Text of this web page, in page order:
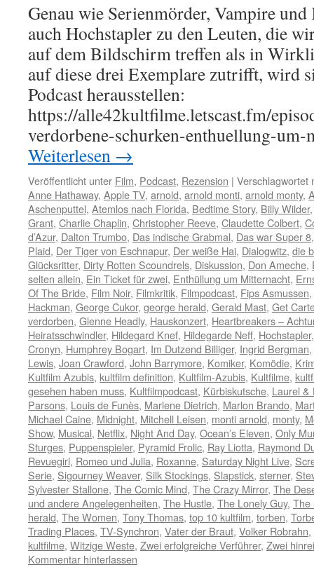
Genau wie Serienmörder, Vampire
auch Hochstapler zu den Leuten, die
auf dem Bildschirm treffen als in
auf diese drei Exemplare zutrifft, wird
Podcast herausstellen:
https://alle42kultfilme.letscast.fm/
verdorbene-schurken-enthuellung-
Weiterlesen →
Veröffentlicht unter Film, Podcast, Rezension | Verschlagwortet
Anne Hathaway, Apple TV, arnold, arnold monti, arnold monty,
Aschenputtel, Atemlos nach Florida, Bedtime Story, Billy Wilder
Grant, Charlie Chaplin, Christopher Reeve, Claudette Colbert,
d’Azur, Dalton Trumbo, Das indische Grabmal, Das war Super 8
Plaid, Der Tiger von Eschnapur, Der weiße Hai, Dialogwitz, die
Glücksritter, Dirty Rotten Scoundrels, Diskussion, Don Ameche,
selten allein, Ein Ticket für zwei, Enthüllung um Mitternacht,
Of The Bride, Film Noir, Filmkritik, Filmpodcast, Fips Asmussen,
Hackman, George Cukor, george herald, Gerald Mast, Get
verdorben, Glenne Headly, Hauskonzert, Heartbreakers –
Heiratsschwindler, Hildegard Knef, Hildegarde Neff, Hochstapler
Cronyn, Humphrey Bogart, Im Dutzend Billiger, Ingrid Bergman,
Lewis, Joan Crawford, John Barrymore, Komiker, Komödie,
Kultfilm Azubis, kultfilm definition, Kultfilm-Azubis, Kultfilme,
gesehen haben muss, Kultfilmpodcast, Kürbiskutsche, Laurel &
Parsons, Louis de Funès, Marlene Dietrich, Marlon Brando,
Michael Caine, Midnight, Mitchell Leisen, monti arnold, monty,
Show, Musical, Netflix, Night And Day, Ocean’s Eleven, Only
Sturges, Puppenspieler, Pyramid Frolic, Ray Liotta, Raymond
Revuegirl, Romeo und Julia, Roxanne, Saturday Night Live,
Serie, Sigourney Weaver, Silk Stockings, Slapstick, sterner,
Sylvester Stallone, The Comic Mind, The Crazy Mirror, The
und andere Angelegenheiten, The Hustle, The Lonely Guy, The
herald, The Women, Tony Thomas, top 10 kultfilm, torben,
Trading Places, TV-Synchron, Vater der Braut, Volker Robrahn,
kultfilme, Witzige Weste, Zwei erfolgreiche Verführer, Zwei
Kommentar hinterlassen